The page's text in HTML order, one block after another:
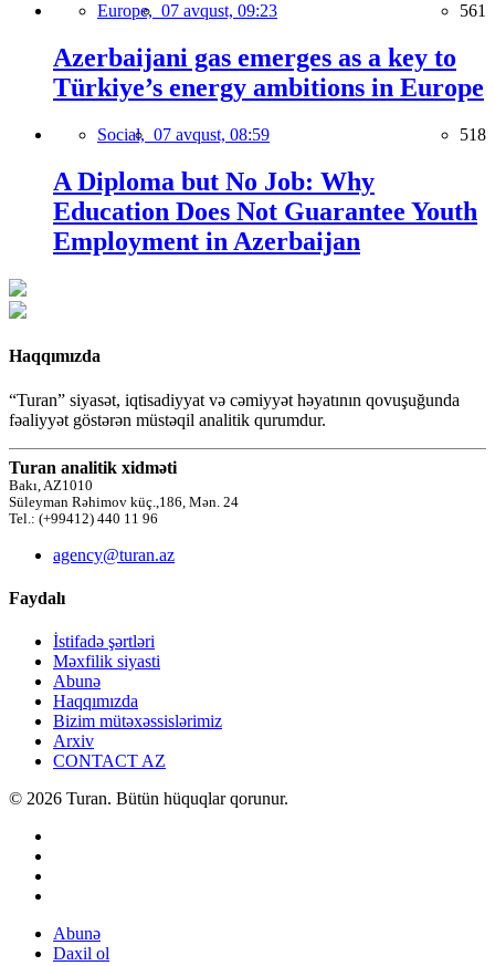
Europe, 07 avqust, 09:23 561
Azerbaijani gas emerges as a key to
Türkiye’s energy ambitions in Europe
Social, 07 avqust, 08:59 518
A Diploma but No Job: Why
Education Does Not Guarantee Youth
Employment in Azerbaijan
Haqqımızda
“Turan” siyasət, iqtisadiyyat və cəmiyyət həyatının qovuşuğunda
fəaliyyət göstərən müstəqil analitik qurumdur.
Turan analitik xidməti
Bakı, AZ1010
Süleyman Rəhimov küç.,186, Mən. 24
Tel.: (+99412) 440 11 96
agency@turan.az
Faydalı
İstifadə şərtləri
Məxfilik siyasti
Abunə
Haqqımızda
Bizim mütəxəssislərimiz
Arxiv
CONTACT AZ
© 2026 Turan. Bütün hüquqlar qorunur.
Abunə
Daxil ol